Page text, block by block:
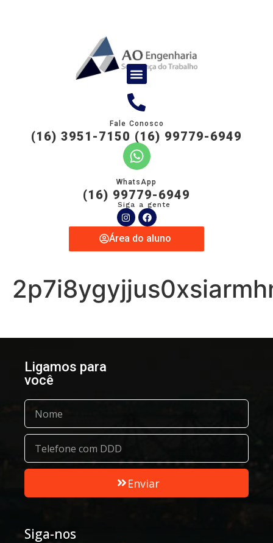
Fale Conosco
(16) 3951-7150 (16) 99779-6949
WhatsApp
(16) 99779-6949
Siga a gente
Área do aluno
Ligamos para
você
Enviar
Siga-nos